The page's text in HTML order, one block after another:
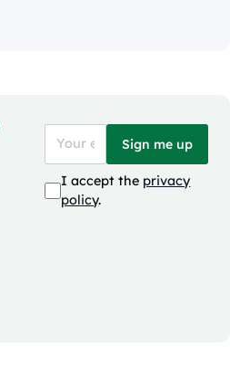
Sign me up
I accept the privacy
policy.